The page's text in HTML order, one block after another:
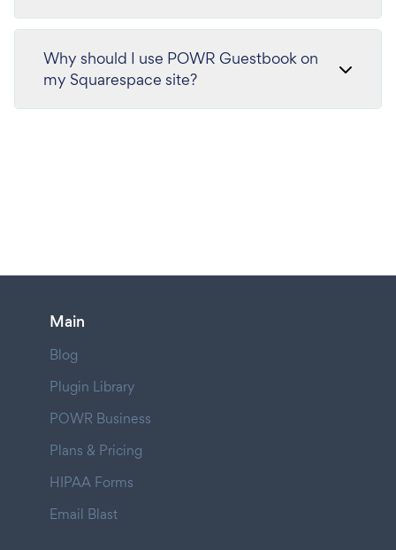
Why should I use POWR Guestbook on
my Squarespace site?
Main
Blog
Plugin Library
POWR Business
Plans & Pricing
HIPAA Forms
Email Blast